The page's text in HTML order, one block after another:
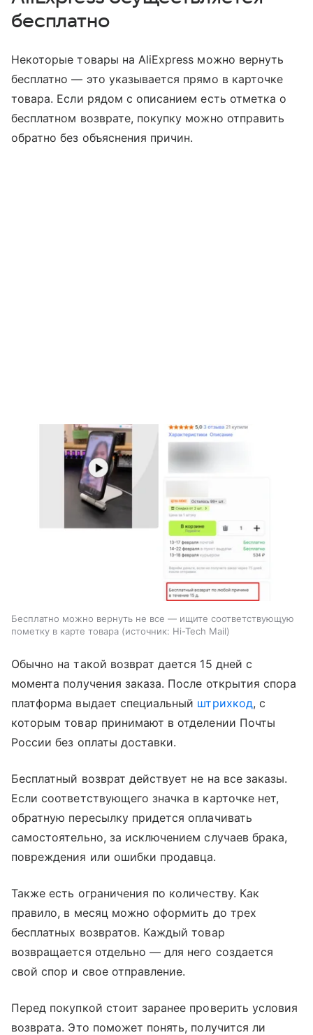
бесплатно
Некоторые товары на AliExpress можно вернуть
бесплатно — это указывается прямо в карточке
товара. Если рядом с описанием есть отметка о
бесплатном возврате, покупку можно отправить
обратно без объяснения причин.
Бесплатно можно вернуть не все — ищите соответствующую
пометку в карте товара
источник: Hi-Tech Mail
Обычно на такой возврат дается 15 дней с
момента получения заказа. После открытия спора
платформа выдает специальный штрихкод, с
которым товар принимают в отделении Почты
России без оплаты доставки.
Бесплатный возврат действует не на все заказы.
Если соответствующего значка в карточке нет,
обратную пересылку придется оплачивать
самостоятельно, за исключением случаев брака,
повреждения или ошибки продавца.
Также есть ограничения по количеству. Как
правило, в месяц можно оформить до трех
бесплатных возвратов. Каждый товар
возвращается отдельно — для него создается
свой спор и свое отправление.
Перед покупкой стоит заранее проверить условия
возврата. Это поможет понять, получится ли